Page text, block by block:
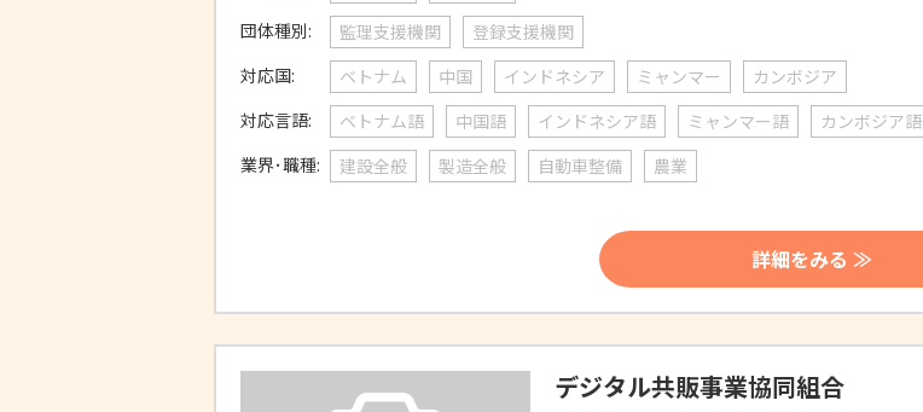
団体種別:
監理支援機関
登録支援機関
対応国:
ベトナム 中国 インドネシア ミャンマー
カンボジア
対応言語:
ベトナム語 中国語 インドネシア語 ミャンマー語
カンボジア語
業界･職種:
建設全般 製造全般 自動車整備 農業
詳細をみる ≫
デジタル共販事業協同組合